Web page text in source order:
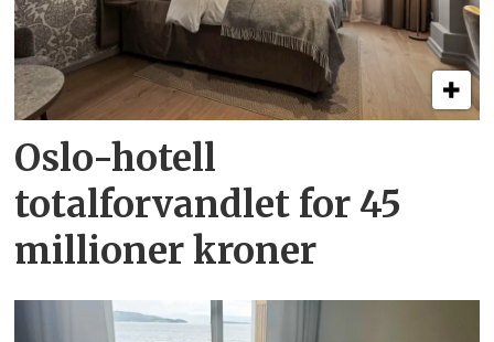
Oslo-hotell
totalforvandlet for 45
millioner kroner